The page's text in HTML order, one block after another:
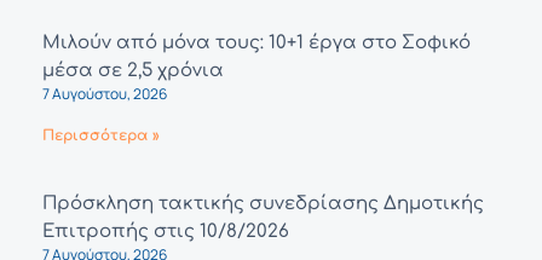
Μιλούν από μόνα τους: 10+1 έργα στο Σοφικό
μέσα σε 2,5 χρόνια
7 Αυγούστου, 2026
Περισσότερα »
Πρόσκληση τακτικής συνεδρίασης Δημοτικής
Επιτροπής στις 10/8/2026
7 Αυγούστου, 2026